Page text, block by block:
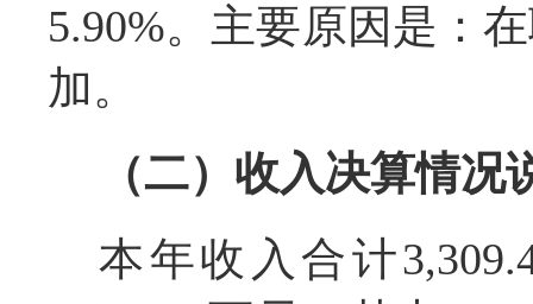
5.90%。主要原因是：
加。
（二）收入决算情况
本年收入合计